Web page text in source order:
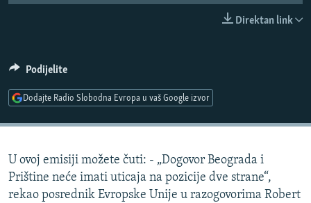
SPECIJALI RSE
VIŠE OD NASLOVA
TV LIBERTY
POST SCRIPTUM
PRATITE NAS
Sve RFE/RL stranice
Direktan link
Podijelite
Dodajte Radio Slobodna Evropa u vaš Google izvor
U ovoj emisiji možete čuti: - „Dogovor Beograda i
Prištine neće imati uticaja na pozicije dve strane“,
rekao posrednik Evropske Unije u razogovorima Robert